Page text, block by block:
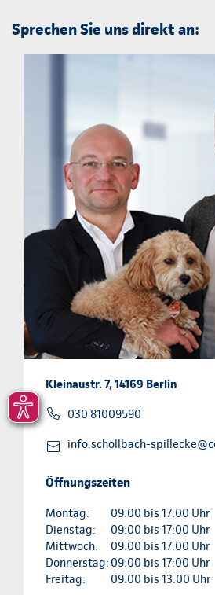
Sprechen Sie uns direkt an:
Kleinaustr. 7, 14169 Berlin
030 81009590
info.schollbach-
Öffnungszeiten
Montag:
09:00 bis 17:00 Uhr
Dienstag:
09:00 bis 17:00 Uhr
Mittwoch:
09:00 bis 17:00 Uhr
Donnerstag: 09:00 bis 17:00 Uhr
Freitag:
09:00 bis 13:00 Uhr